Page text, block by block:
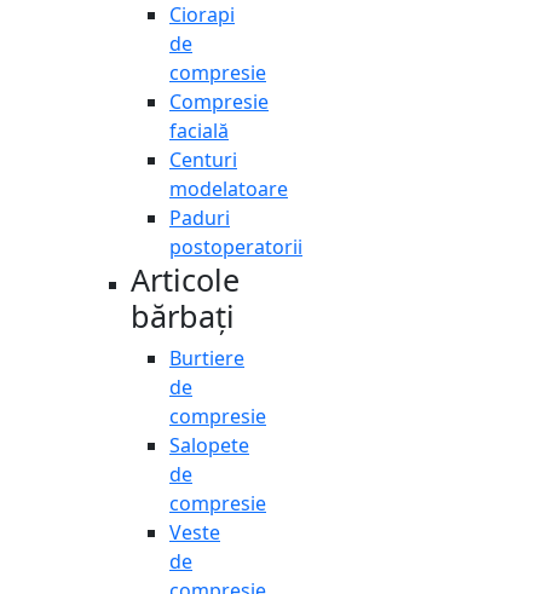
Ciorapi
de
compresie
Compresie
facială
Centuri
modelatoare
Paduri
postoperatorii
Articole
bărbați
Burtiere
de
compresie
Salopete
de
compresie
Veste
de